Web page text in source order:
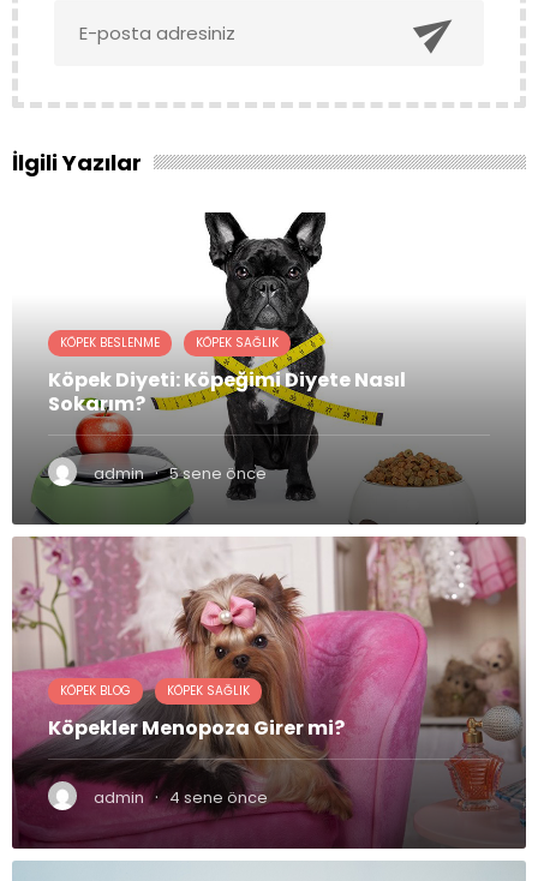

İlgili Yazılar
KÖPEK BESLENME KÖPEK SAĞLIK
Köpek Diyeti: Köpeğimi Diyete Nasıl
Sokarım?
admin · 5 sene önce
KÖPEK BLOG KÖPEK SAĞLIK
Köpekler Menopoza Girer mi?
admin · 4 sene önce